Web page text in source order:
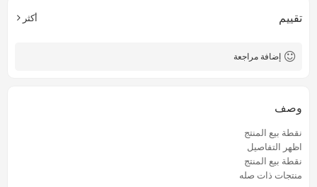
دور
وسادة
تقييم أكثر
إضافة مراجعة
وصف
نقطة بيع المنتج
اظهر التفاصيل
نقطة بيع المنتج
منتجات ذات صله